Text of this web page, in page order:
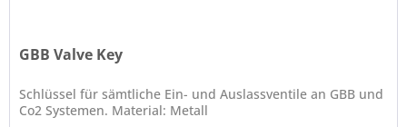
GBB Valve Key
Schlüssel für sämtliche Ein- und Auslassventile an GBB und
Co2 Systemen. Material: Metall